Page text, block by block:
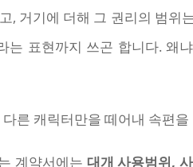
, 거기에 더해 그 권리의 범
표현까지 쓰곤 합니다. 왜
른 캐릭터만을 떼어내 속편
계약서에는 대개 사용범위,